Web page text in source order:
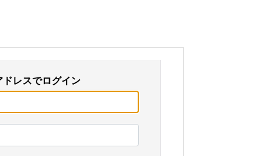
ドレスでログイン